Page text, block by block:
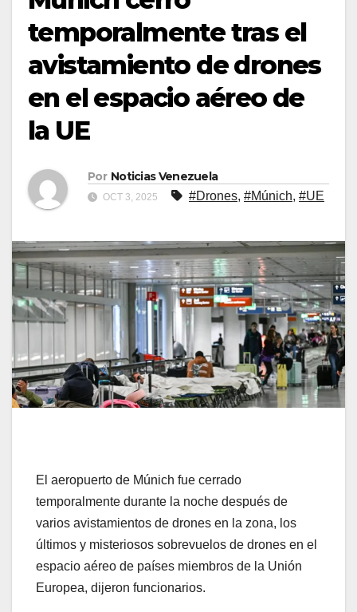
temporalmente tras el
avistamiento de drones
en el espacio aéreo de
la UE
Por Noticias Venezuela
OCT 3, 2025 #Drones, #Múnich, #UE
El aeropuerto de Múnich fue cerrado
temporalmente durante la noche después de
varios avistamientos de drones en la zona, los
últimos y misteriosos sobrevuelos de drones en el
espacio aéreo de países miembros de la Unión
Europea, dijeron funcionarios.